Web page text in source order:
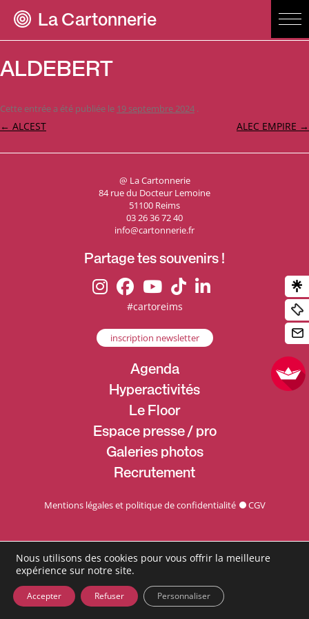
La Cartonnerie
ALDEBERT
Cette entrée a été publiée le 19 septembre 2024 .
Navigation
← ALCEST ALEC EMPIRE →
@ La Cartonnerie
84 rue du Docteur Lemoine
51100 Reims
03 26 36 72 40
info@cartonnerie.fr
Partage tes souvenirs !
#cartoreims
inscription newsletter
Agenda
Hyperactivités
Le Floor
Espace presse / pro
Galeries photos
Recrutement
Mentions légales et politique de confidentialité CGV
Nous utilisons des cookies pour vous offrir la meilleure
expérience sur notre site.
Accepter Refuser Personnaliser